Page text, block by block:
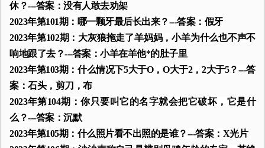
休？---答案：没有人敢去劝架
2023年第101期：哪一颗牙最后长出来？---答案：假牙
2023年第102期：大灰狼拖走了羊妈妈，小羊为什么也不声不
响地跟了去？---答案：小羊在羊他*的肚子里
2023年第103期：什么情况下5大于O，O大于2，2大于5？---答
案：石头，剪刀，布
2023年第104期：你只要叫它的名字就会把它破坏，它是什
么？---答案：沉默
2023年第105期：什么照片看不出照的是谁？---答案：X光片